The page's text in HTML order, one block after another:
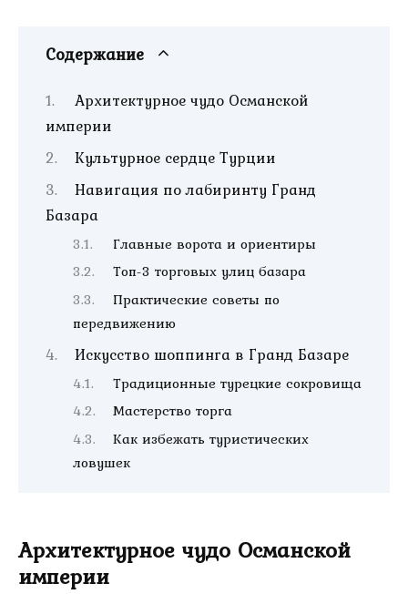
Содержание
Архитектурное чудо Османской
империи
Культурное сердце Турции
Навигация по лабиринту Гранд
Базара
Главные ворота и ориентиры
Топ-3 торговых улиц базара
Практические советы по
передвижению
Искусство шоппинга в Гранд Базаре
Традиционные турецкие сокровища
Мастерство торга
Как избежать туристических
ловушек
Архитектурное чудо Османской
империи